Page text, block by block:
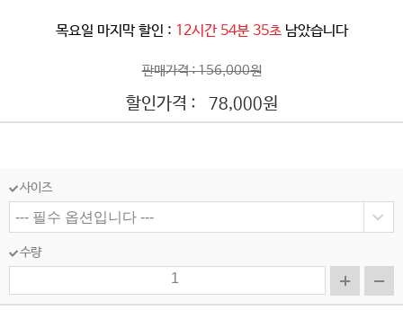
목요일 마지막 할인 : 12시간 54분 32초 남았습니다
판매가격 : 156,000원
할인가격 : 78,000원
사이즈
수량